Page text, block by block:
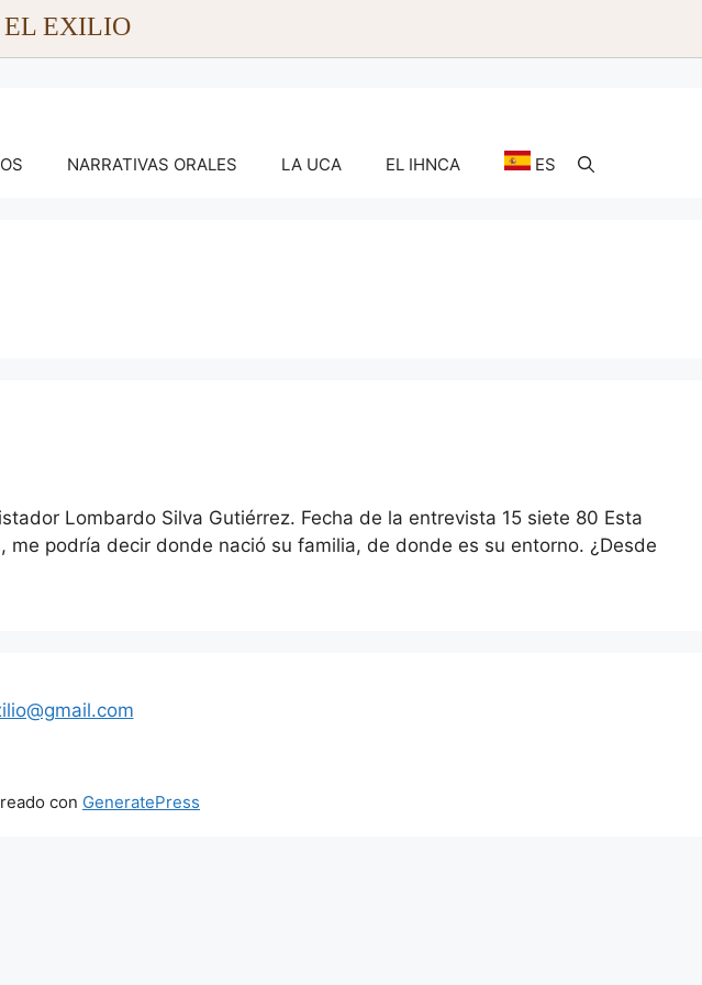
EXILIO
NARRATIVAS ORALES LA UCA EL IHNCA ES
Lombardo Silva Gutiérrez. Fecha de la entrevista 15 siete 80 Esta
podría decir donde nació su familia, de donde es su entorno. ¿Desde
con GeneratePress